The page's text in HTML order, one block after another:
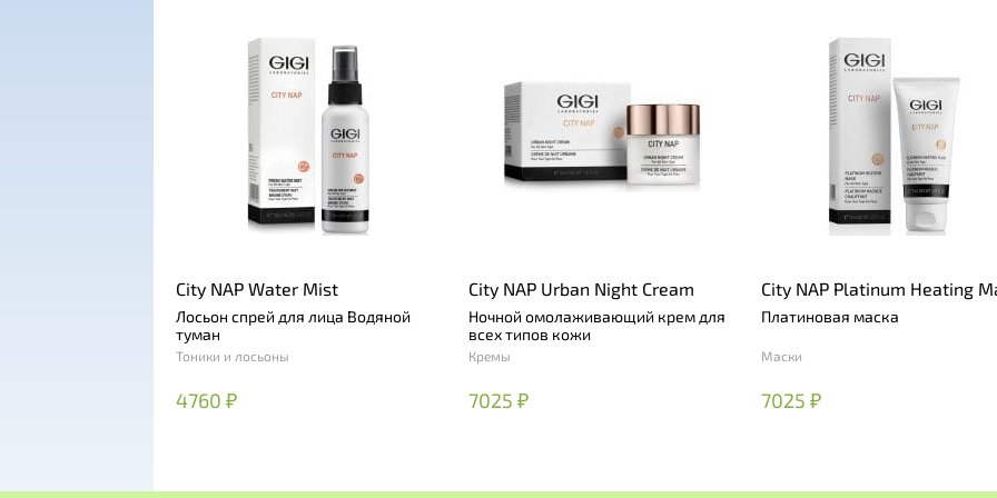
City NAP Water Mist
Лосьон спрей для лица Водяной
туман
Тоники и лосьоны
4760 ₽
City NAP Urban Night Cream
Ночной омолаживающий крем для
всех типов кожи
Кремы
7025 ₽
City NAP Platinum Heating
Платиновая маска
Маски
7025 ₽